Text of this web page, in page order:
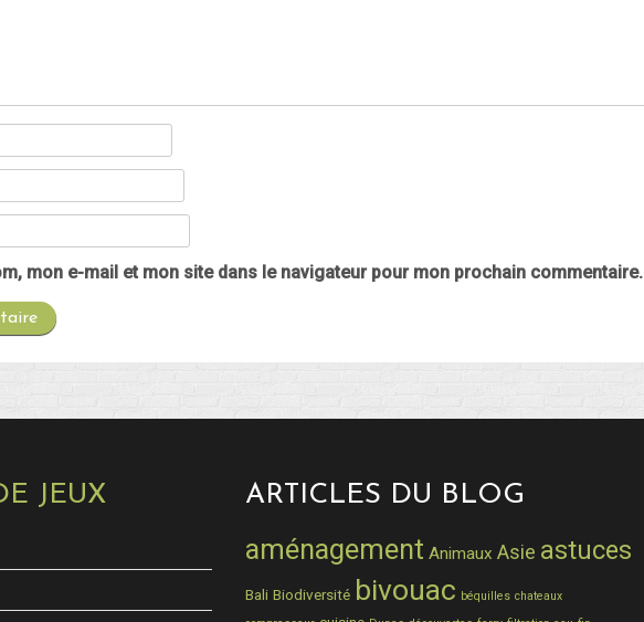
mon e-mail et mon site dans le navigateur pour mon prochain commentaire.
JEUX ARTICLES DU BLOG
aménagement Animaux Asie astuces
Bali Biodiversité bivouac béquilles chateaux